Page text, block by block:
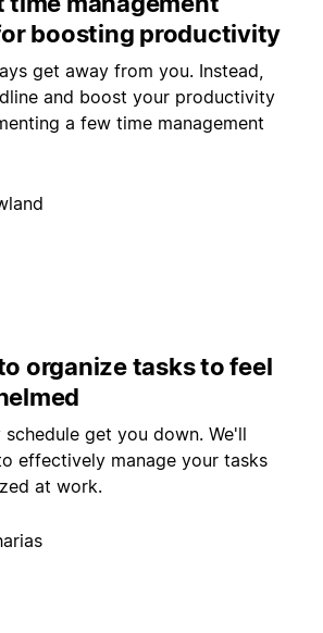
boosting productivity
get away from you. Instead,
and boost your productivity
a few time management
organize tasks to feel
get you down. We'll
effectively manage your tasks
at work.